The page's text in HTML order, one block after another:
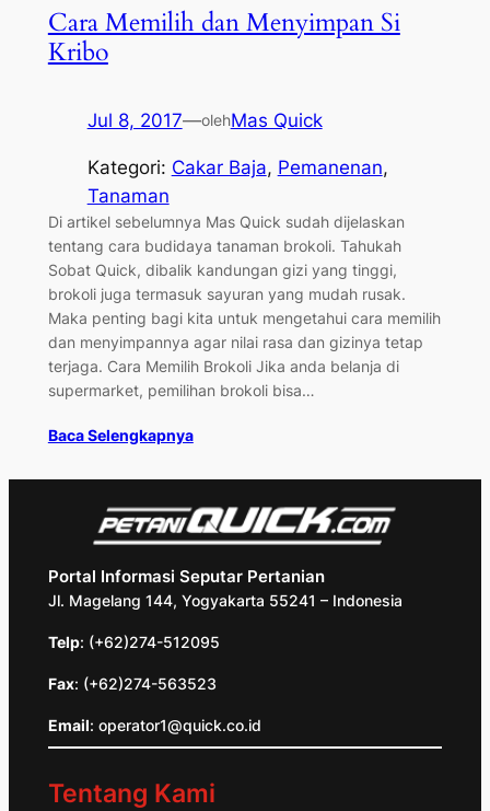
Cara Memilih dan Menyimpan Si
Kribo
Jul 8, 2017—olehMas Quick
Kategori: Cakar Baja, Pemanenan
Tanaman
Di artikel sebelumnya Mas Quick sudah dijelaskan
tentang cara budidaya tanaman brokoli. Tahukah
Sobat Quick, dibalik kandungan gizi yang tinggi,
brokoli juga termasuk sayuran yang mudah rusak.
Maka penting bagi kita untuk mengetahui cara memilih
dan menyimpannya agar nilai rasa dan gizinya tetap
terjaga. Cara Memilih Brokoli Jika anda belanja di
supermarket, pemilihan brokoli bisa…
Baca Selengkapnya
Portal Informasi Seputar Pertanian
Jl. Magelang 144, Yogyakarta 55241 – Indonesia
Telp: (+62)274-512095
Fax: (+62)274-563523
Email: operator1@quick.co.id
Tentang Kami